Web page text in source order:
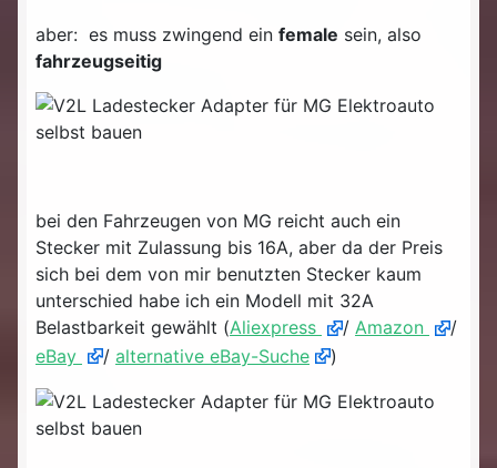
aber: es muss zwingend ein female sein, also
fahrzeugseitig
bei den Fahrzeugen von MG reicht auch ein
Stecker mit Zulassung bis 16A, aber da der Preis
sich bei dem von mir benutzten Stecker kaum
unterschied habe ich ein Modell mit 32A
Belastbarkeit gewählt (Aliexpress / Amazon
/
eBay
/ alternative eBay-Suche )